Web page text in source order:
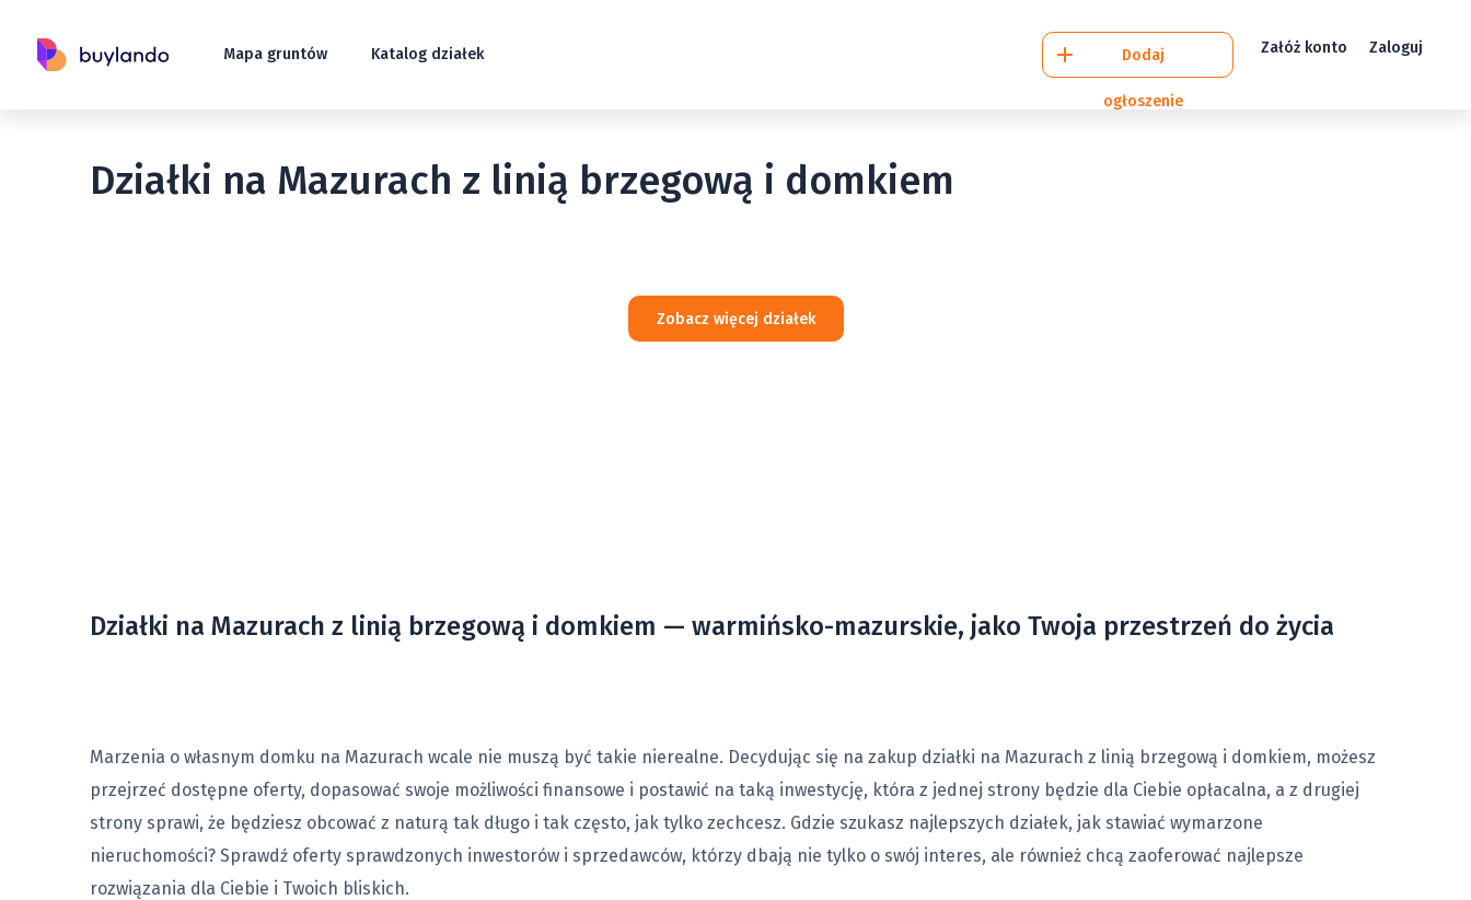
Mapa gruntów Katalog działek Dodaj
ogłoszenie
Załóż konto Zaloguj
Działki na Mazurach z linią brzegową i domkiem
Zobacz więcej działek
Działki na Mazurach z linią brzegową i domkiem — warmińsko-mazurskie, jako Twoja przestrzeń do życia
Marzenia o własnym domku na Mazurach wcale nie muszą być takie nierealne. Decydując się na zakup działki na Mazurach z linią brzegową i domkiem, możesz
przejrzeć dostępne oferty, dopasować swoje możliwości finansowe i postawić na taką inwestycję, która z jednej strony będzie dla Ciebie opłacalna, a z drugiej
strony sprawi, że będziesz obcować z naturą tak długo i tak często, jak tylko zechcesz. Gdzie szukasz najlepszych działek, jak stawiać wymarzone
nieruchomości? Sprawdź oferty sprawdzonych inwestorów i sprzedawców, którzy dbają nie tylko o swój interes, ale również chcą zaoferować najlepsze
rozwiązania dla Ciebie i Twoich bliskich.